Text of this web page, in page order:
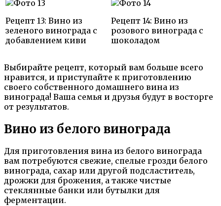
Рецепт 13: Вино из
зеленого винограда с
добавлением киви
Рецепт 14: Вино из
розового винограда с
шоколадом
Выбирайте рецепт, который вам больше всего
нравится, и приступайте к приготовлению
своего собственного домашнего вина из
винограда! Ваша семья и друзья будут в восторге
от результатов.
Вино из белого винограда
Для приготовления вина из белого винограда
вам потребуются свежие, спелые грозди белого
винограда, сахар или другой подсластитель,
дрожжи для брожения, а также чистые
стеклянные банки или бутылки для
ферментации.